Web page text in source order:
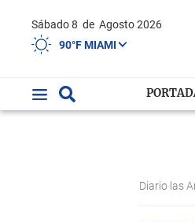
Sábado 8 de Agosto 2026
90°F MIAMI
Diario las